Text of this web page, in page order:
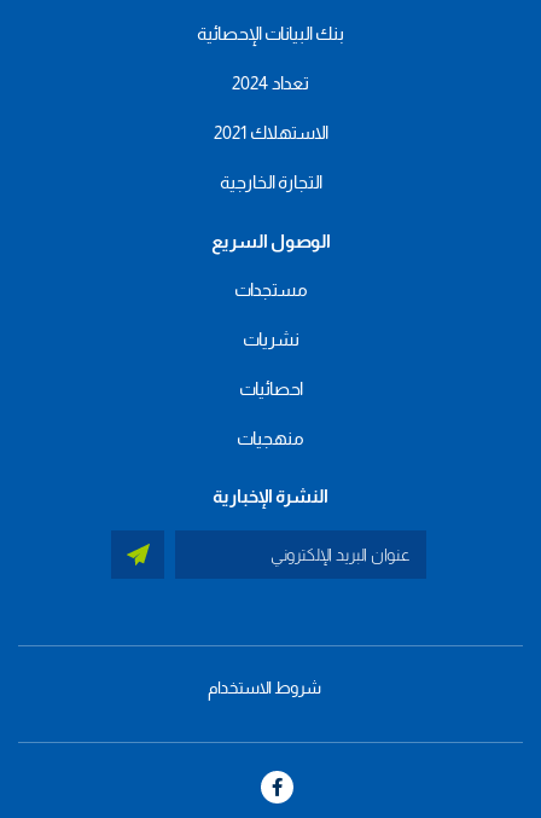
بنك البيانات الإحصائية
تعداد 2024
الاستهلاك 2021
التجارة الخارجية
الوصول السريع
مستجدات
نشريات
احصائيات
منهجيات
النشرة الإخبارية
footer
شروط الاستخدام